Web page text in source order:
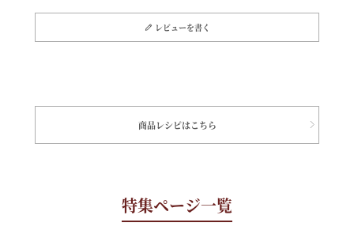
レビューを書く
商品レシピはこちら
特集ページ一覧